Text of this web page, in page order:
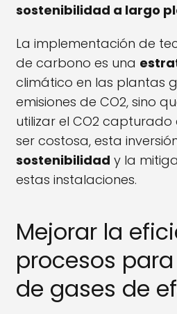
sostenibilidad a largo
La implementación de
de carbono es una
climático en las plantas
emisiones de CO2, sino
utilizar el CO2
ser costosa, esta
sostenibilidad y la
estas instalaciones.
Mejorar la
procesos
de gases de